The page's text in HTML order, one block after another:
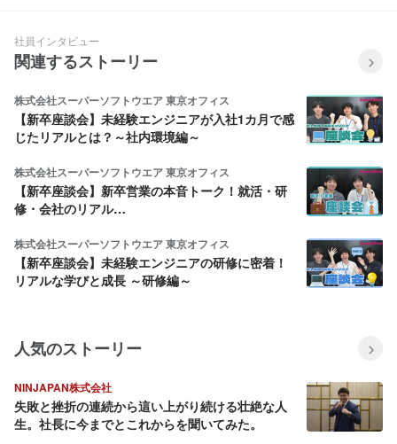
社員インタビュー
関連するストーリー
株式会社スーパーソフトウエア 東京オフィス
【新卒座談会】未経験エンジニアが入社1カ月で感
じたリアルとは？～社内環境編～
株式会社スーパーソフトウエア 東京オフィス
【新卒座談会】新卒営業の本音トーク！就活・研
修・会社のリアル…
株式会社スーパーソフトウエア 東京オフィス
【新卒座談会】未経験エンジニアの研修に密着！
リアルな学びと成長 ～研修編～
人気のストーリー
NINJAPAN株式会社
失敗と挫折の連続から這い上がり続ける壮絶な人
生。社長に今までとこれからを聞いてみた。